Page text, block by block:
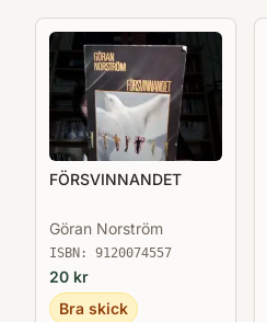
FÖRSVINNANDET
Göran Norström
ISBN: 9120074557
20 kr
Bra skick